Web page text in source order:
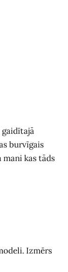
gaidītajā
burvīgais
mani kas tāds
Izmērs